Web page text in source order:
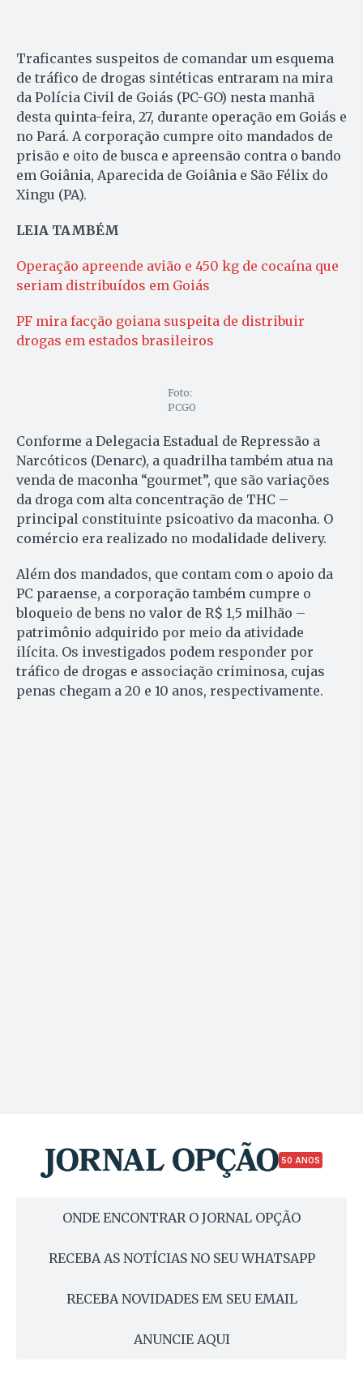
Traficantes suspeitos de comandar um esquema
de tráfico de drogas sintéticas entraram na mira
da Polícia Civil de Goiás (PC-GO) nesta manhã
desta quinta-feira, 27, durante operação em Goiás e
no Pará. A corporação cumpre oito mandados de
prisão e oito de busca e apreensão contra o bando
em Goiânia, Aparecida de Goiânia e São Félix do
Xingu (PA).
LEIA TAMBÉM
Operação apreende avião e 450 kg de cocaína que
seriam distribuídos em Goiás
PF mira facção goiana suspeita de distribuir
drogas em estados brasileiros
Foto:
PCGO
Conforme a Delegacia Estadual de Repressão a
Narcóticos (Denarc), a quadrilha também atua na
venda de maconha “gourmet”, que são variações
da droga com alta concentração de THC –
principal constituinte psicoativo da maconha. O
comércio era realizado no modalidade delivery.
Além dos mandados, que contam com o apoio da
PC paraense, a corporação também cumpre o
bloqueio de bens no valor de R$ 1,5 milhão –
patrimônio adquirido por meio da atividade
ilícita. Os investigados podem responder por
tráfico de drogas e associação criminosa, cujas
penas chegam a 20 e 10 anos, respectivamente.
50 ANOS
ONDE ENCONTRAR O JORNAL OPÇÃO
RECEBA AS NOTÍCIAS NO SEU WHATSAPP
RECEBA NOVIDADES EM SEU EMAIL
ANUNCIE AQUI